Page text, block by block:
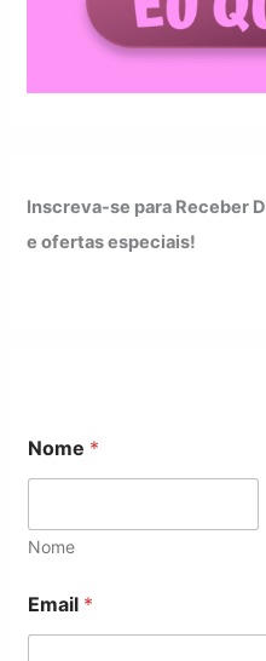
Inscreva-se para Receber
e ofertas especiais!
m
a
l
E
a
i
l
Nome *
Nome
Email *